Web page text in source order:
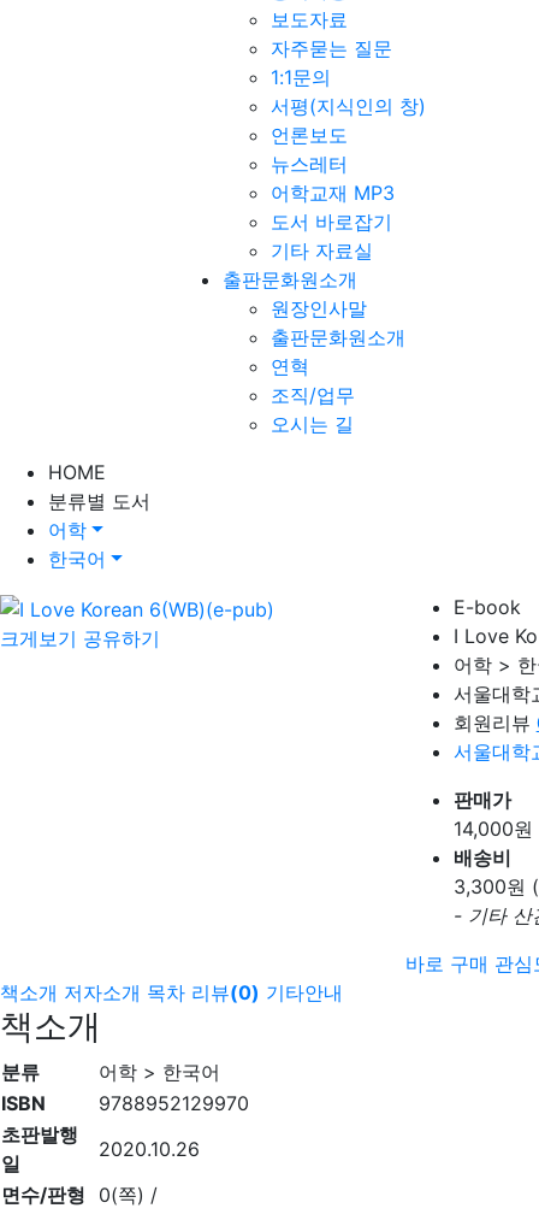
보도자료
자주묻는 질문
1:1문의
서평(지식인의 창)
언론보도
뉴스레터
어학교재 MP3
도서 바로잡기
기타 자료실
출판문화원소개
원장인사말
출판문화원소개
연혁
조직/업무
오시는 길
HOME
분류별 도서
어학
한국어
크게보기 공유하기
E-book
I Love
어학 >
서울대학
회원리뷰
서울대학
판매가
14,000원
배송비
3,300원
- 기타 산
바로 구매 관심
책소개 저자소개 목차 리뷰(0) 기타안내
책소개
분류
어학 > 한국어
ISBN
9788952129970
초판발행
일
2020.10.26
면수/판형
0(쪽) /